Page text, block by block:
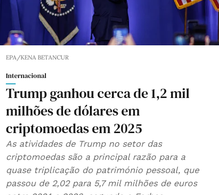
EPA/KENA BETANCUR
Internacional
Trump ganhou cerca de 1,2 mil
milhões de dólares em
criptomoedas em 2025
As atividades de Trump no setor das
criptomoedas são a principal razão para a
quase triplicação do património pessoal, que
passou de 2,02 para 5,7 mil milhões de euros